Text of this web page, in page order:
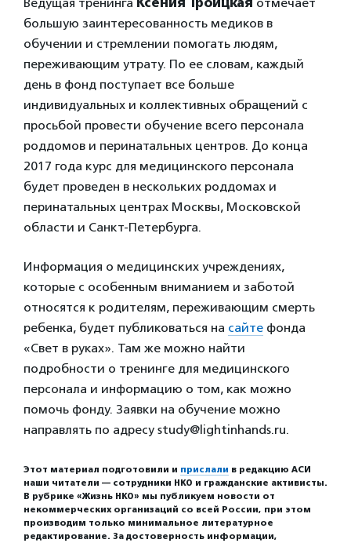
большую заинтересованность медиков в
обучении и стремлении помогать людям,
переживающим утрату. По ее словам, каждый
день в фонд поступает все больше
индивидуальных и коллективных обращений с
просьбой провести обучение всего персонала
роддомов и перинатальных центров. До конца
2017 года курс для медицинского персонала
будет проведен в нескольких роддомах и
перинатальных центрах Москвы, Московской
области и Санкт-Петербурга.
Информация о медицинских учреждениях,
которые с особенным вниманием и заботой
относятся к родителям, переживающим смерть
ребенка, будет публиковаться на сайте фонда
«Свет в руках». Там же можно найти
подробности о тренинге для медицинского
персонала и информацию о том, как можно
помочь фонду. Заявки на обучение можно
направлять по адресу study@lightinhands.ru.
Этот материал подготовили и прислали в редакцию АСИ
наши читатели — сотрудники НКО и гражданские активисты.
В рубрике «Жизнь НКО» мы публикуем новости от
некоммерческих организаций со всей России, при этом
производим только минимальное литературное
редактирование. За достоверность информации,